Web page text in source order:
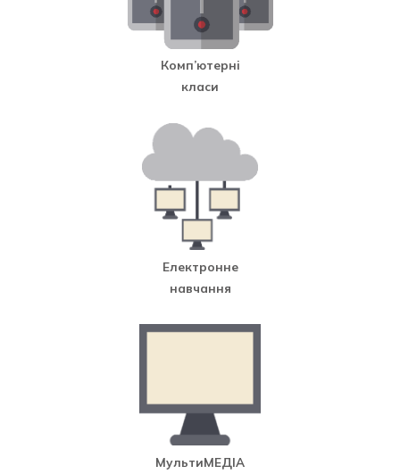
Комп’ютерні
класи
Електронне
навчання
МультиМЕДІА